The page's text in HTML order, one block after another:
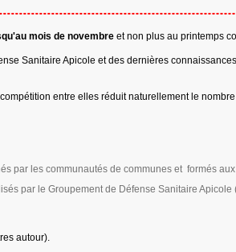
mois de novembre et non plus au printemps
Sanitaire Apicole et des dernières
entre elles réduit naturellement le
par les communautés de communes et formés
par le Groupement de Défense Sanitaire Apicole
autour).